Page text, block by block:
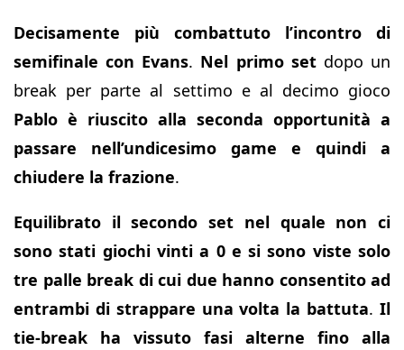
Decisamente più combattuto l’incontro di
semifinale con Evans. Nel primo setdopo un
break per parte al settimo e al decimo gioco
Pablo è riuscito alla seconda opportunità a
passare nell’undicesimo game e quindi a
chiudere la frazione.
Equilibrato il secondo set nel quale non ci
sono stati giochi vinti a 0 e si sono viste solo
tre palle break di cui due hanno consentito ad
entrambi di strappare una volta la battuta.Il
tie-break ha vissuto fasi alterne fino alla